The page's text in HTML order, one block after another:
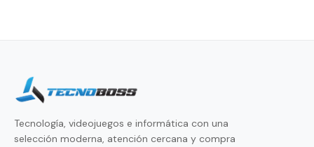
Tecnología, videojuegos e informática con una
selección moderna, atención cercana y compra